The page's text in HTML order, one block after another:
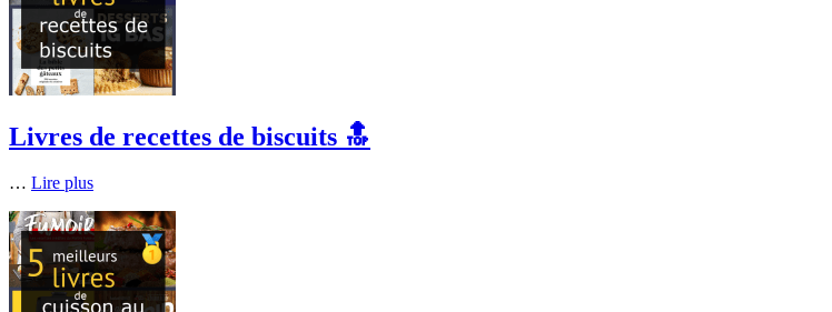
Livres de recettes de biscuits 🔝
… Lire plus